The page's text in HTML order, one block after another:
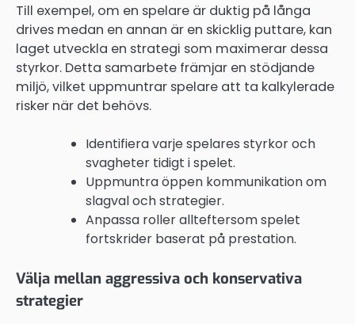
Till exempel, om en spelare är duktig på långa
drives medan en annan är en skicklig puttare, kan
laget utveckla en strategi som maximerar dessa
styrkor. Detta samarbete främjar en stödjande
miljö, vilket uppmuntrar spelare att ta kalkylerade
risker när det behövs.
Identifiera varje spelares styrkor och
svagheter tidigt i spelet.
Uppmuntra öppen kommunikation om
slagval och strategier.
Anpassa roller allteftersom spelet
fortskrider baserat på prestation.
Välja mellan aggressiva och konservativa
strategier